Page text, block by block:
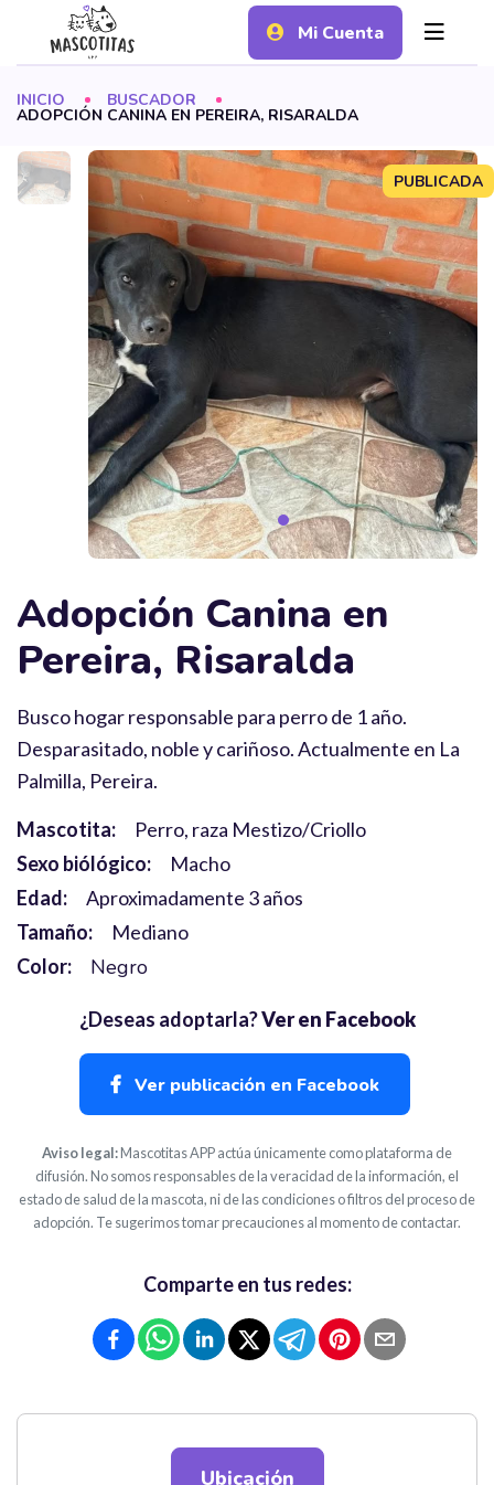
Mi Cuenta
INICIO BUSCADOR
ADOPCIÓN CANINA EN PEREIRA, RISARALDA
PUBLICADA
Adopción Canina en
Pereira, Risaralda
Busco hogar responsable para perro de 1 año.
Desparasitado, noble y cariñoso. Actualmente en La
Palmilla, Pereira.
Mascotita:
Perro, raza Mestizo/Criollo
Sexo biólógico:
Macho
Edad:
Aproximadamente 3 años
Tamaño:
Mediano
Color:
Negro
¿Deseas adoptarla?Ver en Facebook
Ver publicación en Facebook
Aviso legal:Mascotitas APP actúa únicamente como plataforma de
difusión. No somos responsables de la veracidad de la información, el
estado de salud de la mascota, ni de las condiciones o filtros del proceso de
adopción. Te sugerimos tomar precauciones al momento de contactar.
Comparte en tus redes:
Ubicación